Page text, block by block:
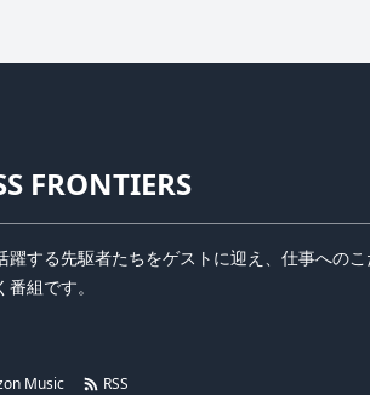
FRONTIERS
する先駆者たちをゲストに迎え、仕事への
組です。
Music RSS